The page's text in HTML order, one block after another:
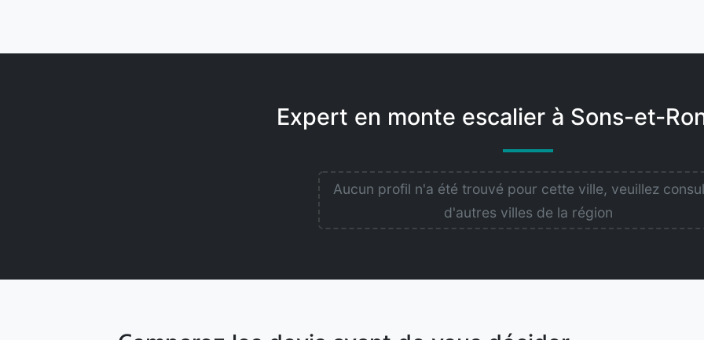
Expert en monte escalier à Sons-et-
Aucun profil n'a été trouvé pour cette ville, veuillez
d'autres villes de la région